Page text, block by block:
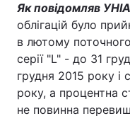
Відео з Youtube
Інтерв'ю
Архів
Як повідомляв
облігацій було
в лютому поточного
серії "L" - до 31
грудня 2015 року і
року, а процентна
не повинна